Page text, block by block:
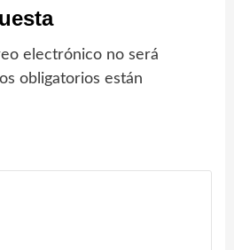
electrónico no será
obligatorios están